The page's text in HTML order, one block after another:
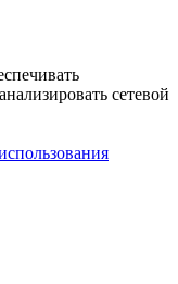
сетевой